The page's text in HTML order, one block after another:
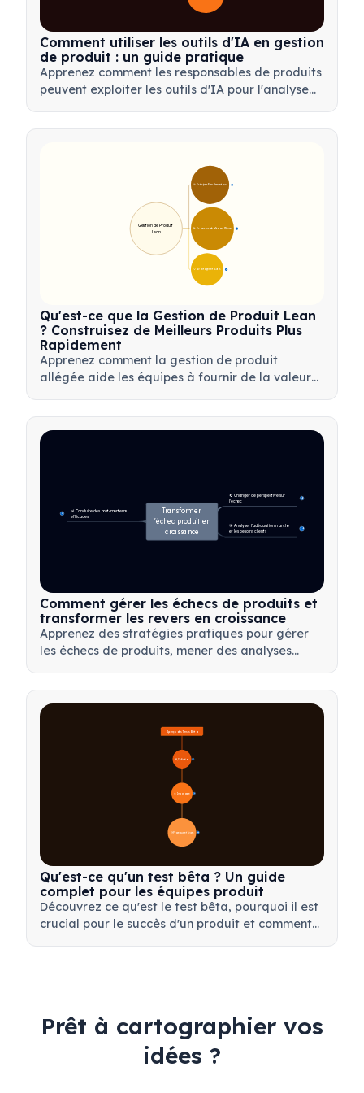
Comment utiliser les outils d'IA en gestion
de produit : un guide pratique
Apprenez comment les responsables de produits
peuvent exploiter les outils d'IA pour l'analyse
🎯 Principes Fondamentaux
🛠️ Processus de Mise en Œuvre
💡 Avantages et Outils
Gestion de Produit
Lean
Qu'est-ce que la Gestion de Produit Lean
? Construisez de Meilleurs Produits Plus
Rapidement
Apprenez comment la gestion de produit
allégée aide les équipes à fournir de la valeur
sur l'essentiel.
🔄 Changer de perspective sur
l'échec
4
📊 Conduire des post-mortems
efficaces
7
🎯 Analyser l'adéquation marché
et les besoins clients
14
Transformer
l'échec produit en
croissance
Comment gérer les échecs de produits et
transformer les revers en croissance
Apprenez des stratégies pratiques pour gérer
les échecs de produits, mener des analyses
pour votre équipe.
🔍 Définition 4
🎯 Importance 7
📋 Processus et Types 20
Aperçu des Tests Bêta
Qu'est-ce qu'un test bêta ? Un guide
complet pour les équipes produit
Découvrez ce qu'est le test bêta, pourquoi il est
crucial pour le succès d'un produit et comment
Prêt à cartographier vos
idées ?